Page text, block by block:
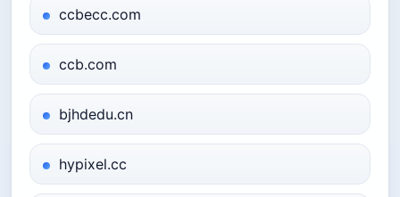
ccbecc.com
ccb.com
bjhdedu.cn
hypixel.cc